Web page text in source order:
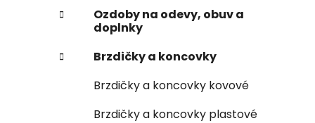
Ozdoby na odevy, obuv a
doplnky
Brzdičky a koncovky
Brzdičky a koncovky kovové
Brzdičky a koncovky plastové